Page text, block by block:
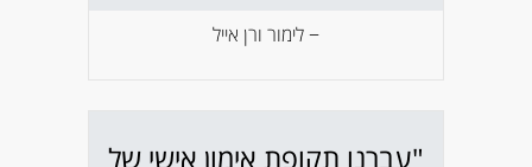
− לימור ורן אייל
"עברנו תקופת אימון אישי של